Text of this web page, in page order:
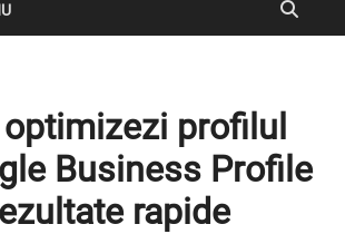
profilul
Business Profile
rapide